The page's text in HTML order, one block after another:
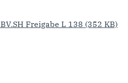
Freigabe L 138 (352 KB)